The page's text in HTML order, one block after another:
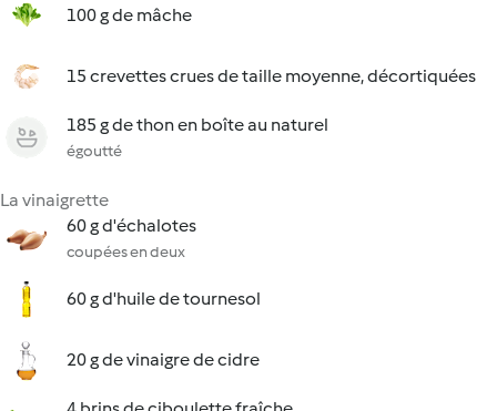
100 g de mâche
15 crevettes crues de taille moyenne, décortiquées
185 g de thon en boîte au naturel
égoutté
La vinaigrette
60 g d'échalotes
coupées en deux
60 g d'huile de tournesol
20 g de vinaigre de cidre